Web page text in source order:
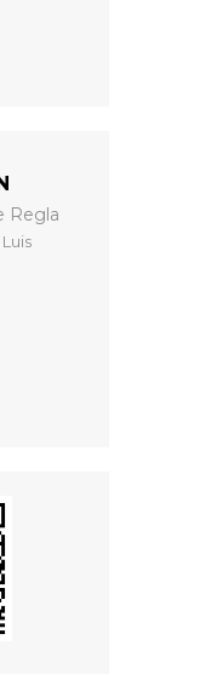
Regla